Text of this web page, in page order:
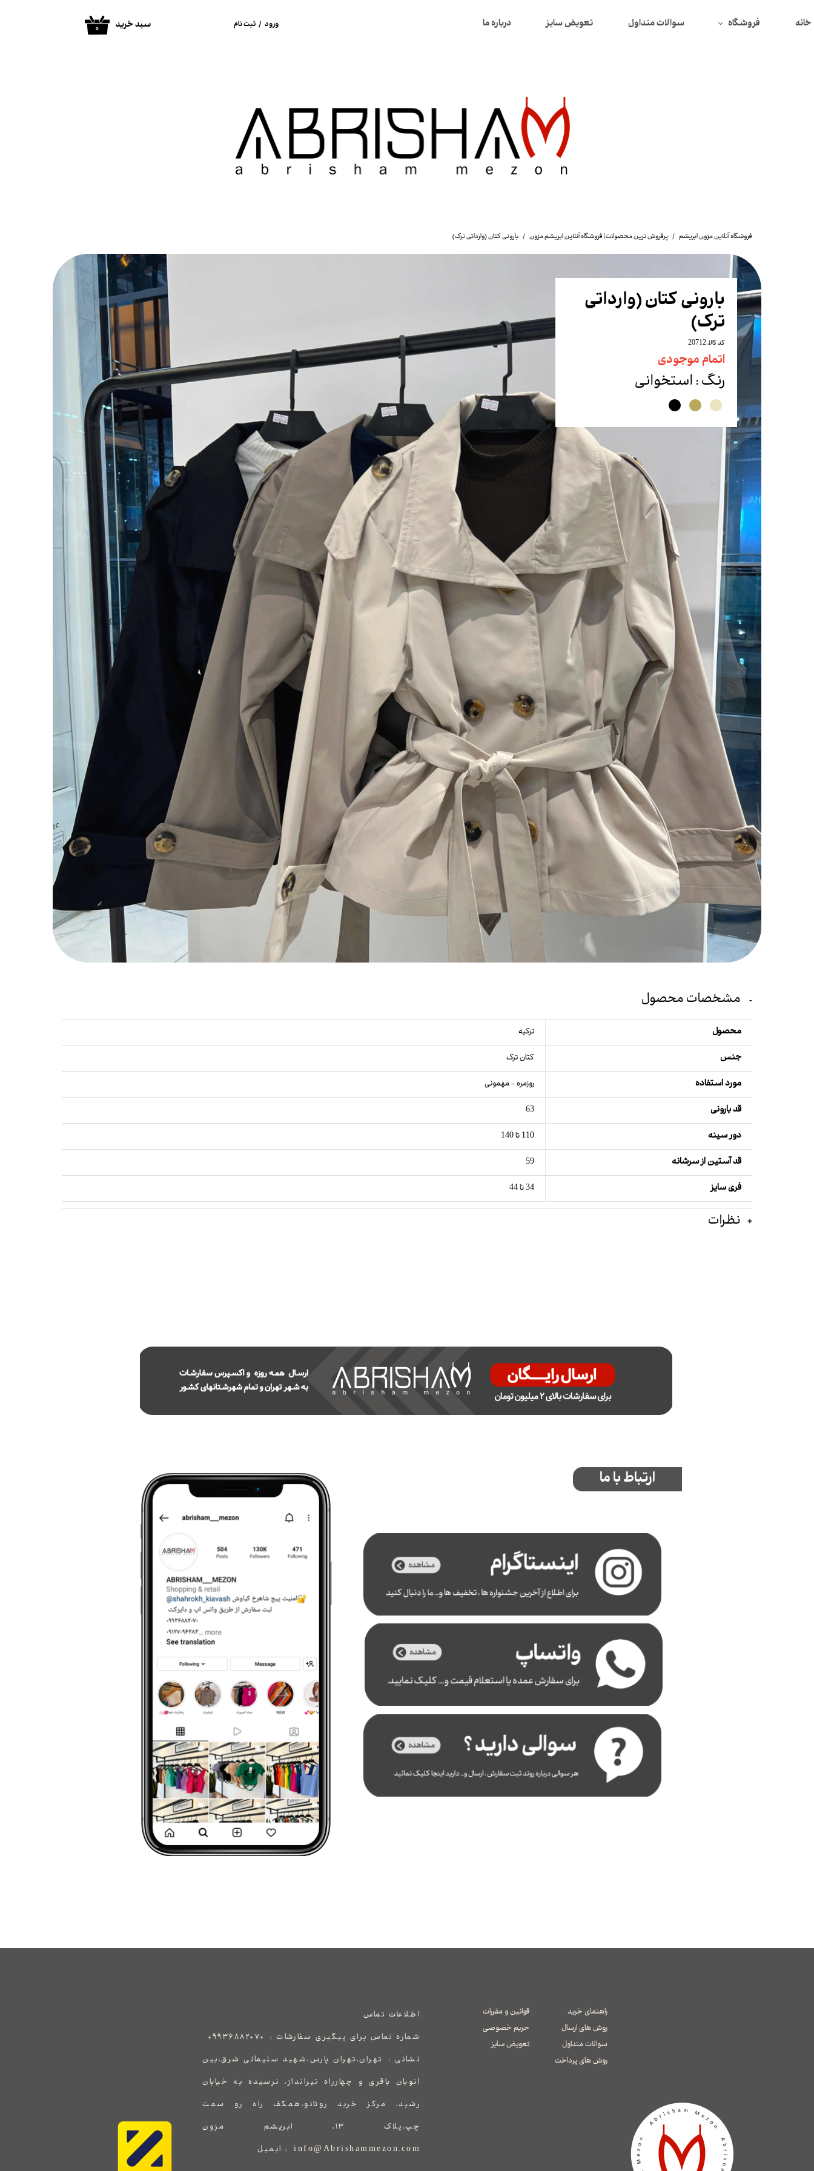
ورود / ثبت نام
خروج از حساب
کاربری
۰ سبد خرید خانه فروشگاه
لگ
شلوار
شلوارک
ست
بادی
تاپ
سوالات متداول تعویض سایز درباره ما
فروشگاه آنلاین مزون ابریشم پرفروش ترین محصولات | فروشگاه آنلاین ابریشم مزون بارونی کتان (وارداتی ترک)
بارونی کتان (وارداتی
ترک)
کد کالا: 20712
اتمام موجودی
رنگ: استخوانی
مشخصات محصول
محصول ترکیه
جنس کتان ترک
مورد استفاده روزمره - مهمونی
قد بارونی 63
دور سینه 110 تا 140
قد آستین از سرشانه 59
فری سایز 34 تا 44
نظرات
ارتباط با ما
راهنمای خرید
روش های ارسال
سوالات متداول
​​​​​​​روش های پرداخت
قوانین و مقررات
حریم خصوصی
تعویض سایز
اطلاعات تماس
شماره تماس برای پیگیری سفارشات : ۰۹۹۳۶۸۸۲۰۷۰
نشانی : ​​​​​​​​​​​​​​تهران،تهران پارس،شهید سلیمانی شرق،بین
اتوبان باقری و چهارراه تیرانداز، نرسیده به خیابان
رشید، مرکز خرید روتانو،همکف راه رو سمت
چپ،پلاک ۱۳، ابریشم مزون
info@Abrishammezon.com : ایمیل